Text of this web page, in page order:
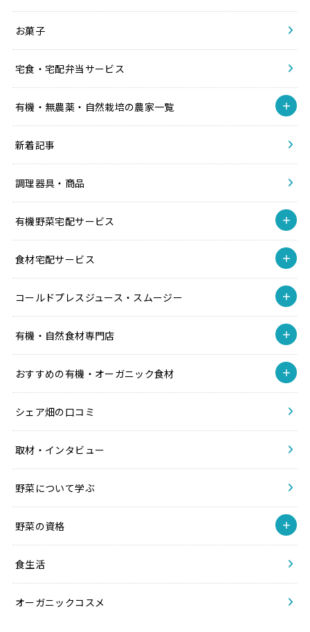
お菓子
宅食・宅配弁当サービス
有機・無農薬・自然栽培の農家一覧
新着記事
調理器具・商品
有機野菜宅配サービス
食材宅配サービス
コールドプレスジュース・スムージー
有機・自然食材専門店
おすすめの有機・オーガニック食材
シェア畑の口コミ
取材・インタビュー
野菜について学ぶ
野菜の資格
食生活
オーガニックコスメ